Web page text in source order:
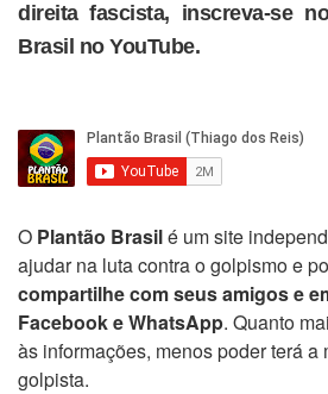
direita fascista, inscreva-se
Brasil no YouTube.
O Plantão Brasilé um site
ajudar na luta contra o golpismo e
compartilhe com seus amigos e
Facebook e WhatsApp. Quanto
às informações, menos poder terá
golpista.